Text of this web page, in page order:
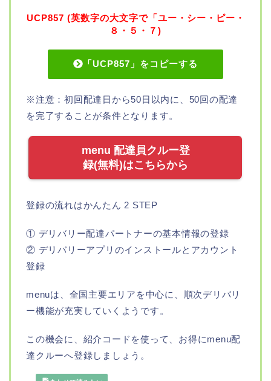
UCP857 (英数字の大文字で「ユー・シー・ピー・
８・５・７)
「UCP857」をコピーする
※注意：初回配達日から50日以内に、50回の配達
を完了することが条件となります。
menu 配達員クルー登
録(無料)はこちらから
登録の流れはかんたん 2 STEP
① デリバリー配達パートナーの基本情報の登録
② デリバリーアプリのインストールとアカウント
登録
menuは、全国主要エリアを中心に、順次デリバリ
ー機能が充実していくようです。
この機会に、紹介コードを使って、お得にmenu配
達クルーへ登録しましょう。